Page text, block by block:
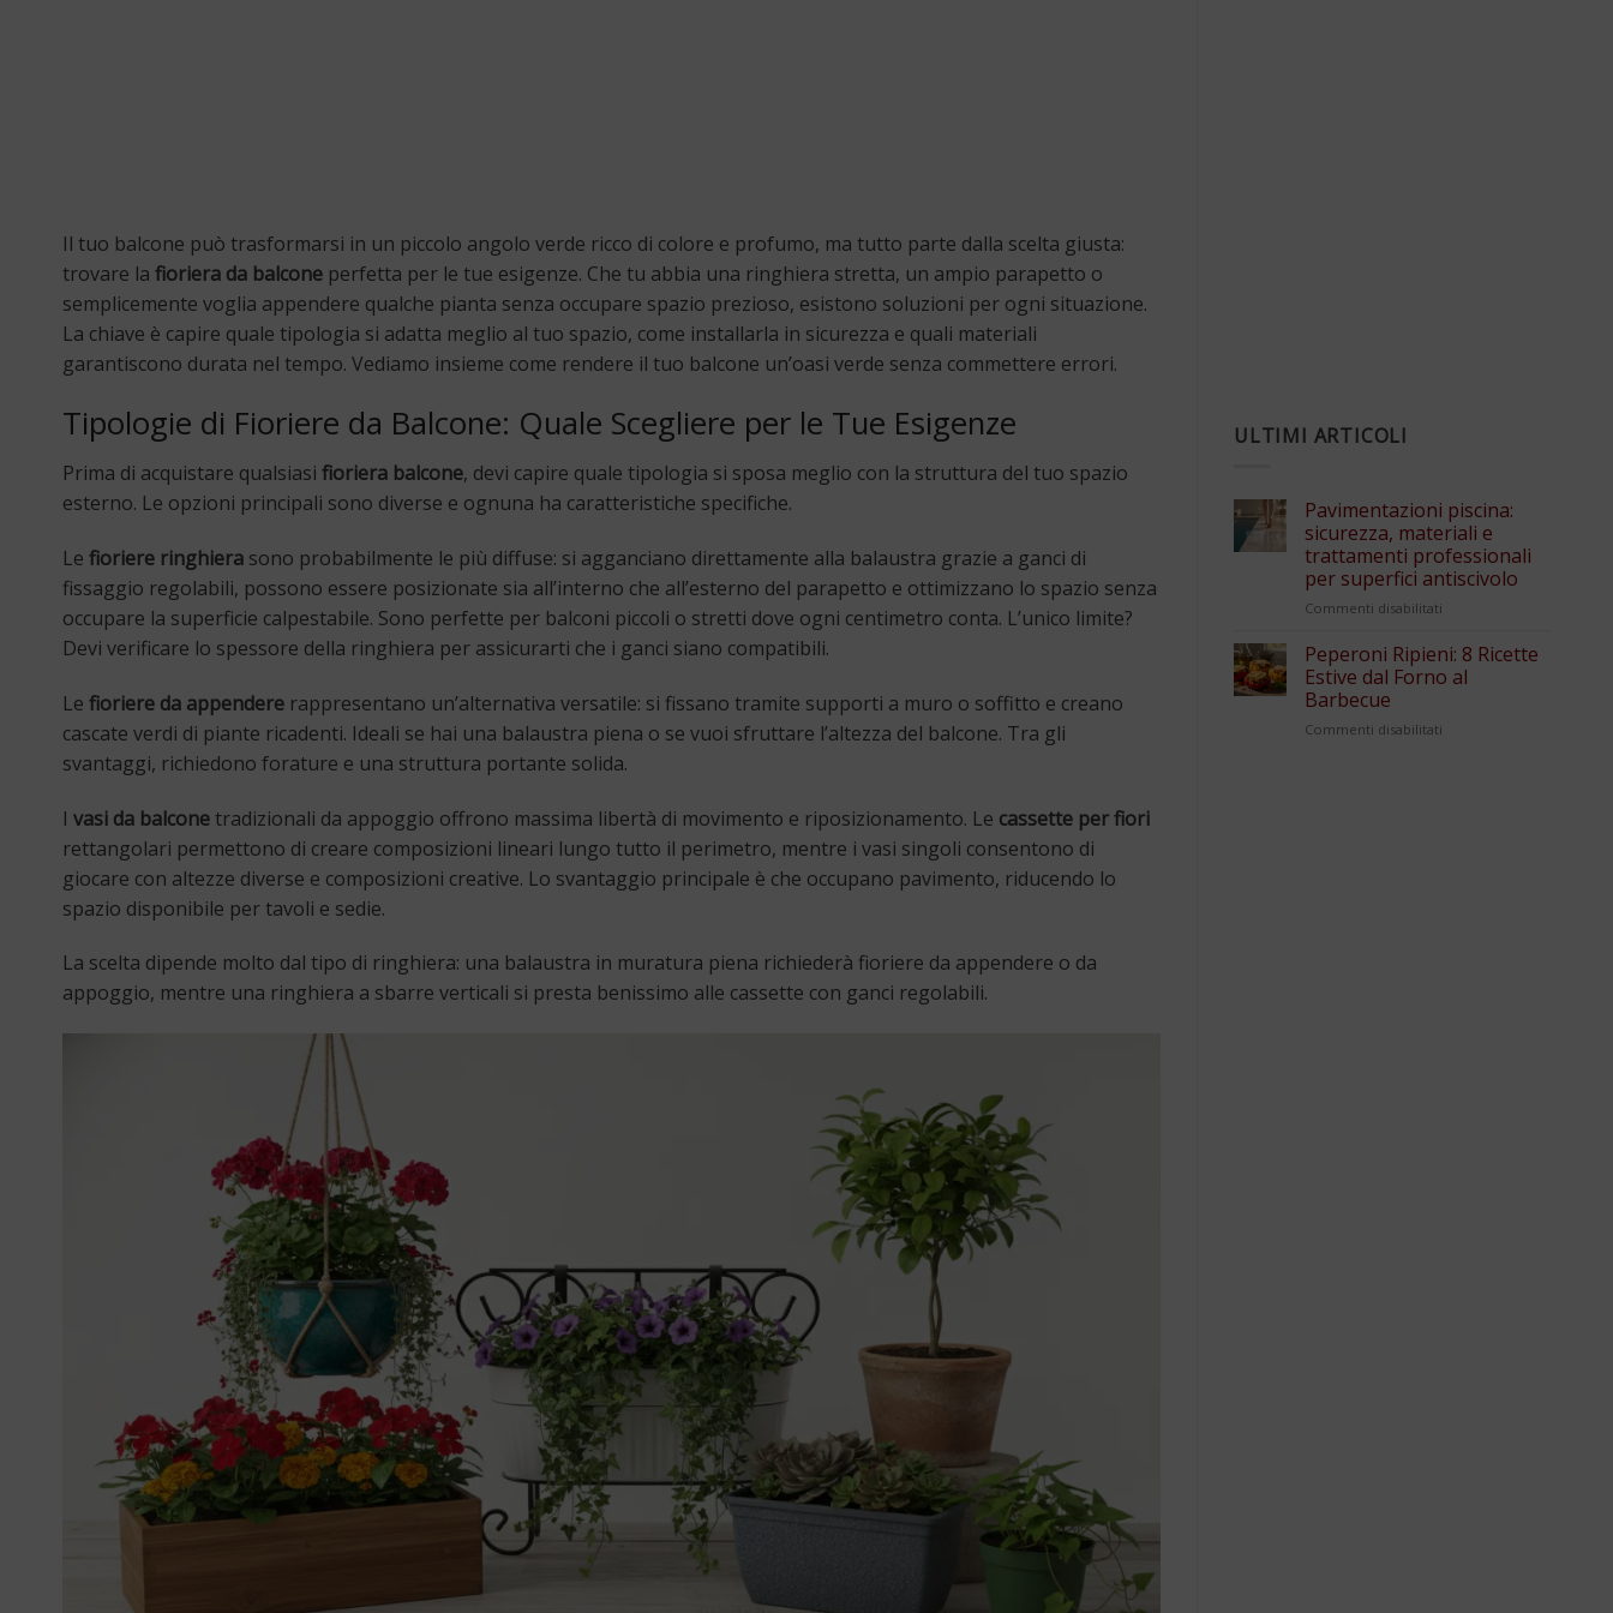
Il tuo balcone può trasformarsi in un piccolo angolo verde ricco di colore e profumo, ma tutto parte dalla scelta giusta:
trovare la fioriera da balcone perfetta per le tue esigenze. Che tu abbia una ringhiera stretta, un ampio parapetto o
semplicemente voglia appendere qualche pianta senza occupare spazio prezioso, esistono soluzioni per ogni situazione.
La chiave è capire quale tipologia si adatta meglio al tuo spazio, come installarla in sicurezza e quali materiali
garantiscono durata nel tempo. Vediamo insieme come rendere il tuo balcone un’oasi verde senza commettere errori.
Tipologie di Fioriere da Balcone: Quale Scegliere per le Tue Esigenze
Prima di acquistare qualsiasi fioriera balcone, devi capire quale tipologia si sposa meglio con la struttura del tuo spazio
esterno. Le opzioni principali sono diverse e ognuna ha caratteristiche specifiche.
Le fioriere ringhiera sono probabilmente le più diffuse: si agganciano direttamente alla balaustra grazie a ganci di
fissaggio regolabili, possono essere posizionate sia all’interno che all’esterno del parapetto e ottimizzano lo spazio senza
occupare la superficie calpestabile. Sono perfette per balconi piccoli o stretti dove ogni centimetro conta. L’unico limite?
Devi verificare lo spessore della ringhiera per assicurarti che i ganci siano compatibili.
Le fioriere da appendere rappresentano un’alternativa versatile: si fissano tramite supporti a muro o soffitto e creano
cascate verdi di piante ricadenti. Ideali se hai una balaustra piena o se vuoi sfruttare l’altezza del balcone. Tra gli
svantaggi, richiedono forature e una struttura portante solida.
I vasi da balcone tradizionali da appoggio offrono massima libertà di movimento e riposizionamento. Le cassette per fiori
rettangolari permettono di creare composizioni lineari lungo tutto il perimetro, mentre i vasi singoli consentono di
giocare con altezze diverse e composizioni creative. Lo svantaggio principale è che occupano pavimento, riducendo lo
spazio disponibile per tavoli e sedie.
La scelta dipende molto dal tipo di ringhiera: una balaustra in muratura piena richiederà fioriere da appendere o da
appoggio, mentre una ringhiera a sbarre verticali si presta benissimo alle cassette con ganci regolabili.
ULTIMI ARTICOLI
Pavimentazioni piscina:
sicurezza, materiali e
trattamenti professionali
per superfici antiscivolo
Commenti disabilitati
piscina:
sicurezza,
materiali
Peperoni Ripieni: 8 Ricette
Estive dal Forno al
Barbecue
Commenti disabilitati